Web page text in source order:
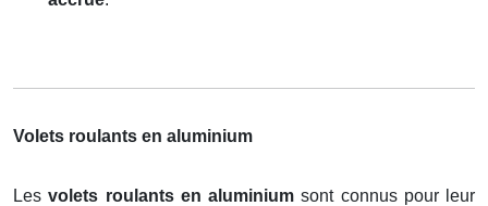
Volets roulants en aluminium
Lesvolets roulants en aluminium sont connus pour leur